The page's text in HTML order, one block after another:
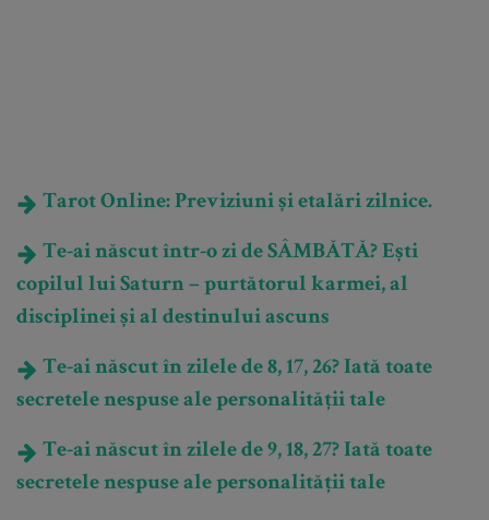
Tarot Online: Previziuni și etalări zilnice.
Te-ai născut într-o zi de SÂMBĂTĂ? Ești
copilul lui Saturn – purtătorul karmei, al
disciplinei și al destinului ascuns
Te-ai născut în zilele de 8, 17, 26? Iată toate
secretele nespuse ale personalității tale
Te-ai născut în zilele de 9, 18, 27? Iată toate
secretele nespuse ale personalității tale